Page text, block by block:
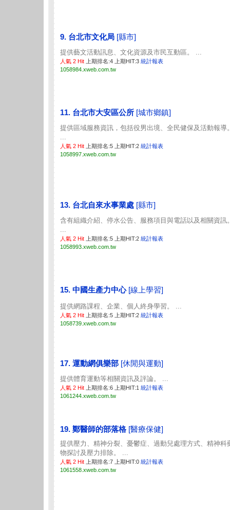
9. 台北市文化局 [縣市]
提供藝文活動訊息、文化資源及市民互動區。 ...
人氣 2 Hit 上期排名:4 上期HIT:3 統計報表
1058984.xweb.com.tw
11. 台北市大安區公所 [城市鄉鎮]
提供區域服務資訊，包括役男出境、全民健保及活動報導
...
人氣 2 Hit 上期排名:5 上期HIT:2 統計報表
1058997.xweb.com.tw
13. 台北自來水事業處 [縣市]
含有組織介紹、停水公告、服務項目與電話以及相關資訊
...
人氣 2 Hit 上期排名:5 上期HIT:2 統計報表
1058993.xweb.com.tw
15. 中國生產力中心 [線上學習]
提供網路課程、企業、個人終身學習。 ...
人氣 2 Hit 上期排名:5 上期HIT:2 統計報表
1058739.xweb.com.tw
17. 運動網俱樂部 [休閒與運動]
提供體育運動等相關資訊及評論。 ...
人氣 2 Hit 上期排名:6 上期HIT:1 統計報表
1061244.xweb.com.tw
19. 鄭醫師的部落格 [醫療保健]
提供壓力、精神分裂、憂鬱症、過動兒處理方式、精神科
物探討及壓力排除。 ...
人氣 2 Hit 上期排名:7 上期HIT:0 統計報表
1061558.xweb.com.tw